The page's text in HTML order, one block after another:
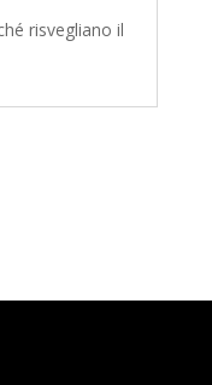
risvegliano il